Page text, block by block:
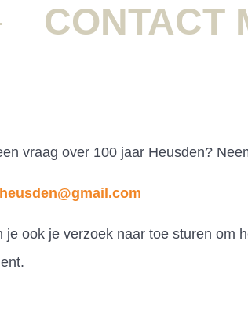
CONTACT
vraag over 100 jaar Heusden?
je ook je verzoek naar toe sturen om